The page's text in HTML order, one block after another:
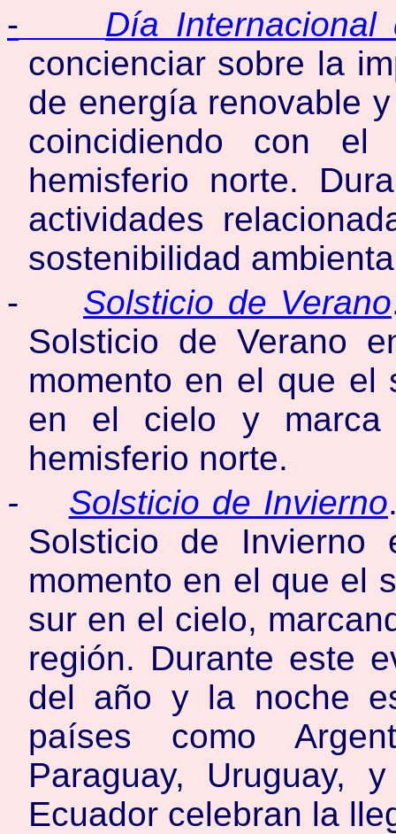
-
Día Internacional
concienciar sobre la
de energía renovable
coincidiendo con
hemisferio norte.
actividades
sostenibilidad
-
Solsticio de Verano
Solsticio de Verano
momento en el que el
en el cielo y
hemisferio norte.
- Solsticio de Invierno
Solsticio de
momento en el que el
sur en el cielo,
región. Durante este
del año y la noche
países como
Paraguay, Uruguay,
Ecuador celebran la